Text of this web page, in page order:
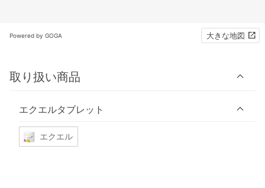
Powered by GOGA 大きな地図
取り扱い商品
エクエルタブレット
エクエル